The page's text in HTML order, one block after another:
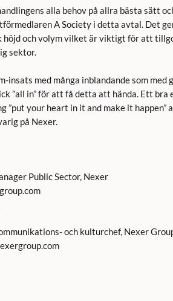
alla behov på allra bästa sätt
A Society i detta avtal. Det
höjd och volym vilket är viktigt för att
sektor.
insats med många inblandande som
”all in” för att få detta att hända. Ett bra
”put your heart in it and make it happen”
på Nexer.
Public Sector, Nexer
och kulturchef, Nexer